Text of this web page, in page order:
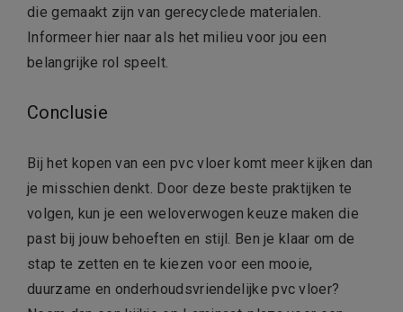
die gemaakt zijn van gerecyclede materialen.
Informeer hier naar als het milieu voor jou een
belangrijke rol speelt.
Conclusie
Bij het kopen van een pvc vloer komt meer kijken dan
je misschien denkt. Door deze beste praktijken te
volgen, kun je een weloverwogen keuze maken die
past bij jouw behoeften en stijl. Ben je klaar om de
stap te zetten en te kiezen voor een mooie,
duurzame en onderhoudsvriendelijke pvc vloer?